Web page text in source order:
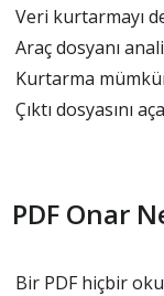
Veri kurtarmayı
Araç dosyanı
Kurtarma
Çıktı dosyasını
PDF Onar
Bir PDF hiçbir